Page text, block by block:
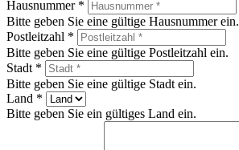
Hausnummer *
Bitte geben Sie eine gültige Hausnummer ein.
Postleitzahl *
Bitte geben Sie eine gültige Postleitzahl ein.
Stadt *
Bitte geben Sie eine gültige Stadt ein.
Land *
Bitte geben Sie ein gültiges Land ein.